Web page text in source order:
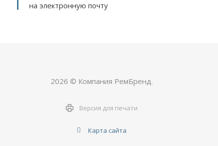
на электронную почту
2026 © Компания РемБренд.
Версия для печати
Карта сайта